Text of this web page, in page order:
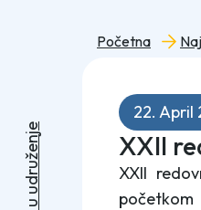
Početna
22. April
XXII
XXII
u
u
d
r
u
ž
e
n
j
e